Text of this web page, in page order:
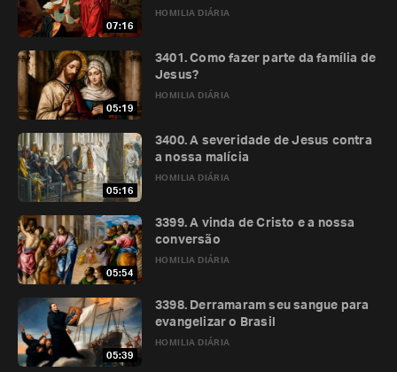
07:16
HOMILIA DIÁRIA
05:19
HOMILIA DIÁRIA
3401. Como fazer parte da família de
Jesus?
05:16
HOMILIA DIÁRIA
3400. A severidade de Jesus contra
a nossa malícia
05:54
HOMILIA DIÁRIA
3399. A vinda de Cristo e a nossa
conversão
05:39
HOMILIA DIÁRIA
3398. Derramaram seu sangue para
evangelizar o Brasil